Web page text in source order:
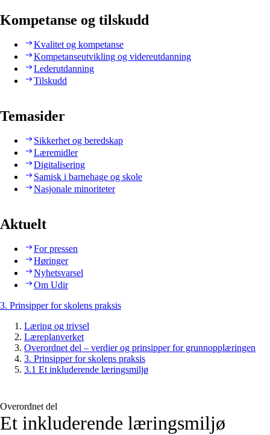
Kompetanse og tilskudd
Kvalitet og kompetanse
Kompetanseutvikling og videreutdanning
Lederutdanning
Tilskudd
Temasider
Sikkerhet og beredskap
Læremidler
Digitalisering
Samisk i barnehage og skole
Nasjonale minoriteter
Aktuelt
For pressen
Høringer
Nyhetsvarsel
Om Udir
3. Prinsipper for skolens praksis
Læring og trivsel
Læreplanverket
Overordnet del – verdier og prinsipper for grunnopplæringen
3. Prinsipper for skolens praksis
3.1 Et inkluderende læringsmiljø
Overordnet del
Et inkluderende læringsmiljø